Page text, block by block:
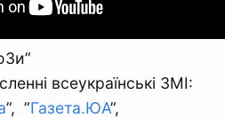
всеукраїнські ЗМІ:
”, ”Газета.ЮА”,